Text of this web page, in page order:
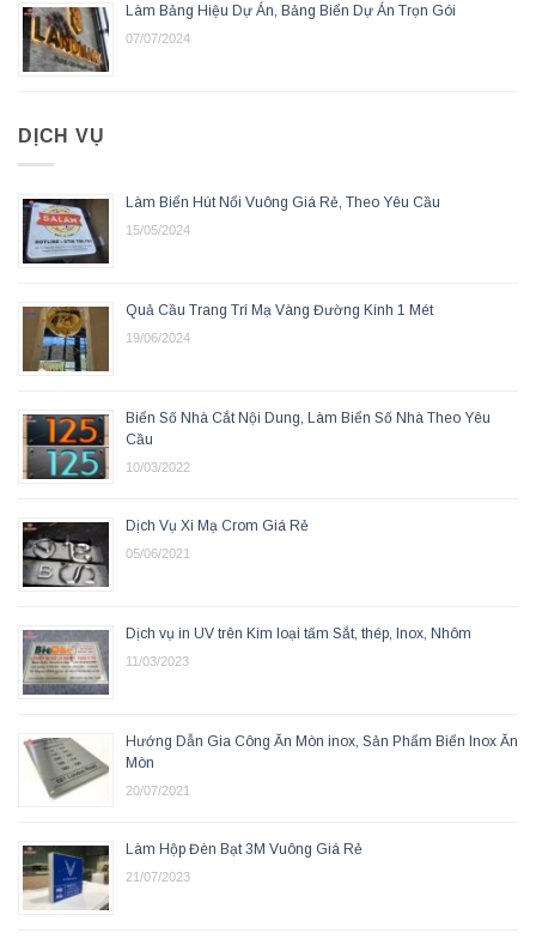
Làm Bảng Hiệu Dự Án, Bảng Biển Dự Án Trọn Gói
07/07/2024
DỊCH VỤ
Làm Biển Hút Nổi Vuông Giá Rẻ, Theo Yêu Cầu
15/05/2024
Quả Cầu Trang Trí Mạ Vàng Đường Kính 1 Mét
19/06/2024
Biển Số Nhà Cắt Nội Dung, Làm Biển Số Nhà Theo Yêu
Cầu
10/03/2022
Dịch Vụ Xi Mạ Crom Giá Rẻ
05/06/2021
Dịch vụ in UV trên Kim loại tấm Sắt, thép, Inox, Nhôm
11/03/2023
Hướng Dẫn Gia Công Ăn Mòn inox, Sản Phẩm Biển Inox Ăn
Mòn
20/07/2021
Làm Hộp Đèn Bạt 3M Vuông Giá Rẻ
21/07/2023